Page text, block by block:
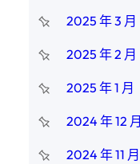
2025 年 3 月
2025 年 2 月
2025 年 1 月
2024 年 12 月
2024 年 11 月